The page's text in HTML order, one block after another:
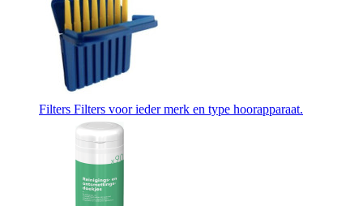
Filters Filters voor ieder merk en type hoorapparaat.